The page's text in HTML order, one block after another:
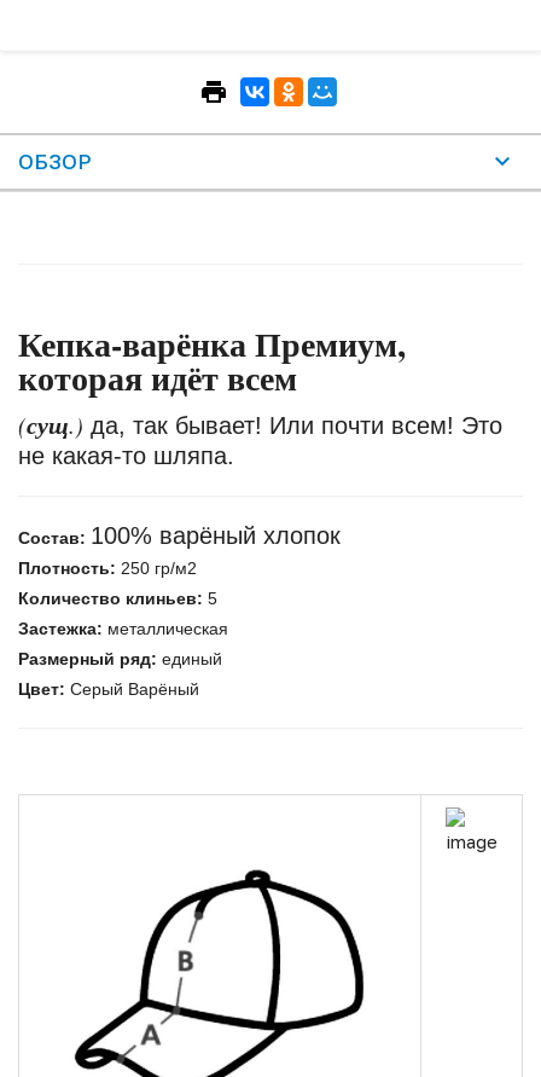
ОБЗОР
Кепка-варёнка Премиум,
которая идёт всем
(сущ.) да, так бывает! Или почти всем! Это
не какая-то шляпа.
Состав: 100% варёный хлопок
Плотность: 250 гр/м2
Количество клиньев: 5
Застежка: металлическая
Размерный ряд: единый
Цвет: Серый Варёный